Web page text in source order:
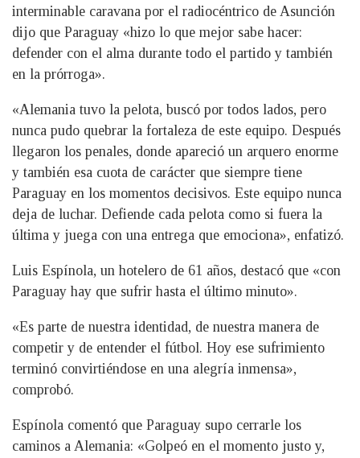
interminable caravana por el radiocéntrico de Asunción
dijo que Paraguay «hizo lo que mejor sabe hacer:
defender con el alma durante todo el partido y también
en la prórroga».
«Alemania tuvo la pelota, buscó por todos lados, pero
nunca pudo quebrar la fortaleza de este equipo. Después
llegaron los penales, donde apareció un arquero enorme
y también esa cuota de carácter que siempre tiene
Paraguay en los momentos decisivos. Este equipo nunca
deja de luchar. Defiende cada pelota como si fuera la
última y juega con una entrega que emociona», enfatizó.
Luis Espínola, un hotelero de 61 años, destacó que «con
Paraguay hay que sufrir hasta el último minuto».
«Es parte de nuestra identidad, de nuestra manera de
competir y de entender el fútbol. Hoy ese sufrimiento
terminó convirtiéndose en una alegría inmensa»,
comprobó.
Espínola comentó que Paraguay supo cerrarle los
caminos a Alemania: «Golpeó en el momento justo y,